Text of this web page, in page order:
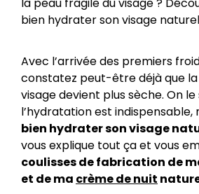
bien hydrater son visage
Avec l’arrivée des premiers
constatez peut-être déjà que
visage devient plus sèche. On le
l’hydratation est indispensable,
bien hydrater son visage
vous explique tout ça et vous
coulisses de fabrication de
et de ma crème de nuit